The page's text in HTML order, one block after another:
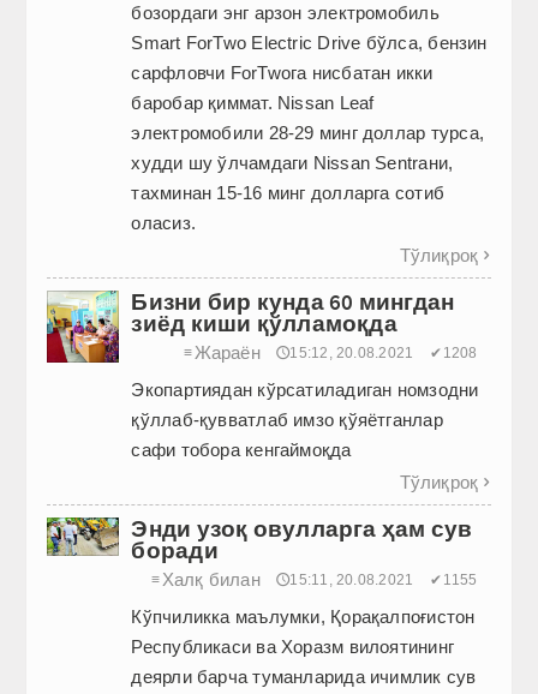
бозордаги энг арзон электромобиль
Smart ForTwo Electric Drive бўлса, бензин
сарфловчи ForTwoга нисбатан икки
баробар қиммат. Nissan Leaf
электромобили 28-29 минг доллар турса,
худди шу ўлчамдаги Nissan Sentraни,
тахминан 15-16 минг долларга сотиб
оласиз.
Тўлиқроқ 
Бизни бир кунда 60 мингдан
зиёд киши қўлламоқда
≡ Жараён 🕔15:12, 20.08.2021 ✔1208
Экопартиядан кўрсатиладиган номзодни
қўллаб-қувватлаб имзо қўяётганлар
сафи тобора кенгаймоқда
Тўлиқроқ 
Энди узоқ овулларга ҳам сув
боради
≡ Халқ билан 🕔15:11, 20.08.2021 ✔1155
Кўпчиликка маълумки, Қорақалпоғистон
Республикаси ва Хоразм вилоятининг
деярли барча туманларида ичимлик сув